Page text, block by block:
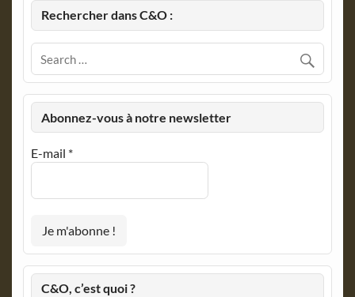
Rechercher dans C&O :
Abonnez-vous à notre newsletter
E-mail *
C&O, c’est quoi ?